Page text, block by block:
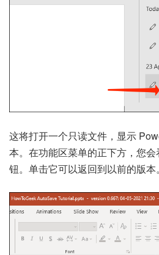
这将打开一个只读文件，显示
本。在功能区菜单的正下方，您会
钮。单击它可以返回到以前的版本。